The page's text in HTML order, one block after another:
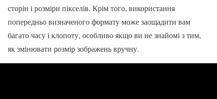
сторін і розміри пікселів. Крім того, використання
попередньо визначеного формату може заощадити вам
багато часу і клопоту, особливо якщо ви не знайомі з тим,
як змінювати розмір зображень вручну.